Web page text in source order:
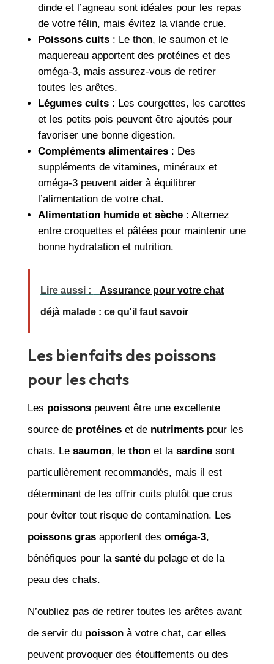
dinde et l’agneau sont idéales pour les repas
de votre félin, mais évitez la viande crue.
Poissons cuits: Le thon, le saumon et le
maquereau apportent des protéines et des
oméga-3, mais assurez-vous de retirer
toutes les arêtes.
Légumes cuits: Les courgettes, les carottes
et les petits pois peuvent être ajoutés pour
favoriser une bonne digestion.
Compléments alimentaires: Des
suppléments de vitamines, minéraux et
oméga-3 peuvent aider à équilibrer
l’alimentation de votre chat.
Alimentation humide et sèche: Alternez
entre croquettes et pâtées pour maintenir une
bonne hydratation et nutrition.
Lire aussi : Assurance pour votre chat
déjà malade : ce qu'il faut savoir
Les bienfaits des poissons
pour les chats
Les poissonspeuvent être une excellente
source de protéineset de nutrimentspour les
chats. Le saumon, le thonet la sardinesont
particulièrement recommandés, mais il est
déterminant de les offrir cuits plutôt que crus
pour éviter tout risque de contamination. Les
poissons grasapportent des oméga-3,
bénéfiques pour la santédu pelage et de la
peau des chats.
N’oubliez pas de retirer toutes les arêtes avant
de servir du poissonà votre chat, car elles
peuvent provoquer des étouffements ou des